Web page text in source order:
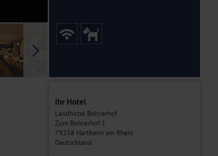
Ihr Hotel
Landhotel Bohrerhof
Zum Bohrerhof 1
79258 Hartheim am Rhein
Deutschland